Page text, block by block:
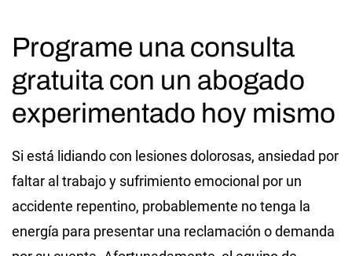
Programe una consulta
gratuita con un abogado
experimentado hoy mismo
Si está lidiando con lesiones dolorosas, ansiedad por
faltar al trabajo y sufrimiento emocional por un
accidente repentino, probablemente no tenga la
energía para presentar una reclamación o demanda